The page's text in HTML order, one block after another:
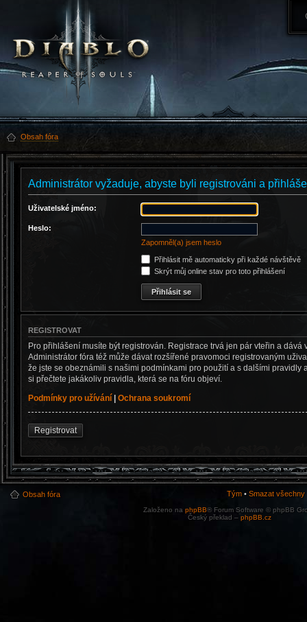
Obsah fóra
Administrátor vyžaduje, abyste byli registrováni a
Uživatelské jméno:
Heslo:
Zapomněl(a) jsem heslo
Přihlásit mě automaticky při každé návštěvě
Skrýt můj online stav pro toto přihlášení
REGISTROVAT
Pro přihlášení musíte být registrován. Registrace trvá jen pár vteřin a dává
Administrátor fóra též může dávat rozšířené pravomoci registrovaným
že jste se obeznámili s našimi podmínkami pro použití a s dalšími pravidly
si přečtete jakákoliv pravidla, která se na fóru objeví.
Podmínky pro užívání
Ochrana soukromí
Registrovat
Obsah fóra Tým • Smazat
Založeno na phpBB® Forum Software © phpBB
Český překlad – phpBB.cz